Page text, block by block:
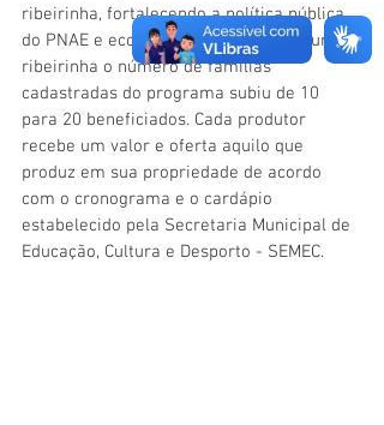
ribeirinha, fortalecendo a política pública
do PNAE e economia local. Na zona rural
ribeirinha o número de famílias
cadastradas do programa subiu de 10
para 20 beneficiados. Cada produtor
recebe um valor e oferta aquilo que
produz em sua propriedade de acordo
com o cronograma e o cardápio
estabelecido pela Secretaria Municipal de
Educação, Cultura e Desporto - SEMEC.